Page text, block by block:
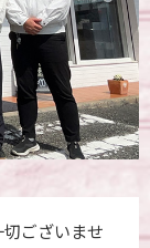
ございませ